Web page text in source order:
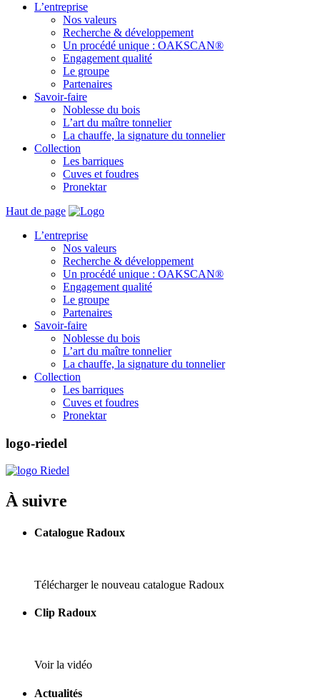
L’entreprise
Nos valeurs
Recherche & développement
Un procédé unique : OAKSCAN®
Engagement qualité
Le groupe
Partenaires
Savoir-faire
Noblesse du bois
L’art du maître tonnelier
La chauffe, la signature du tonnelier
Collection
Les barriques
Cuves et foudres
Pronektar
Haut de page
L’entreprise
Nos valeurs
Recherche & développement
Un procédé unique : OAKSCAN®
Engagement qualité
Le groupe
Partenaires
Savoir-faire
Noblesse du bois
L’art du maître tonnelier
La chauffe, la signature du tonnelier
Collection
Les barriques
Cuves et foudres
Pronektar
logo-riedel
À suivre
Catalogue Radoux
Télécharger le nouveau catalogue Radoux
Clip Radoux
Voir la vidéo
Actualités